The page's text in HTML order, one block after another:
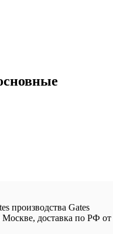
производства Gates
доставка по РФ от